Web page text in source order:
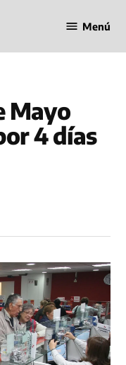
Menú
Mayo
4 días